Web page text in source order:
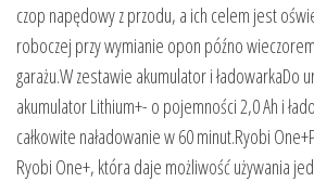
czop napędowy z przodu, a ich celem jest
roboczej przy wymianie opon późno
garażu.W zestawie akumulator i ładowarkaDo
akumulator Lithium+- o pojemności 2,0 Ah i
całkowite naładowanie w 60 minut.Ryobi
Ryobi One+, która daje możliwość używania